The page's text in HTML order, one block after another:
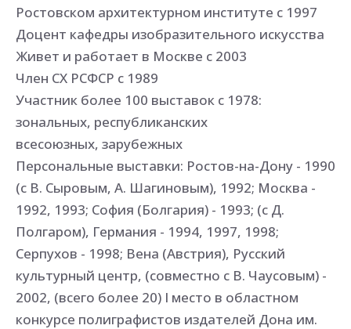
Ростовском архитектурном институте с 1997
Доцент кафедры изобразительного искусства
Живет и работает в Москве с 2003
Член СХ РСФСР с 1989
Участник более 100 выставок с 1978:
зональных, республиканских
всесоюзных, зарубежных
Персональные выставки: Ростов-на-Дону - 1990
(с В. Сыровым, А. Шагиновым), 1992; Москва -
1992, 1993; София (Болгария) - 1993; (с Д.
Полгаром), Германия - 1994, 1997, 1998;
Серпухов - 1998; Вена (Австрия), Русский
культурный центр, (совместно с В. Чаусовым) -
2002, (всего более 20) І место в областном
конкурсе полиграфистов издателей Дона им.